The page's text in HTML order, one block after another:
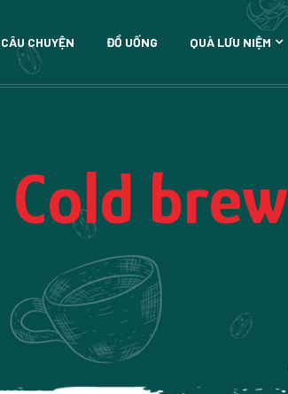
CÂU CHUYỆN ĐỒ UỐNG QUÀ LƯU NIỆM
Cold brew